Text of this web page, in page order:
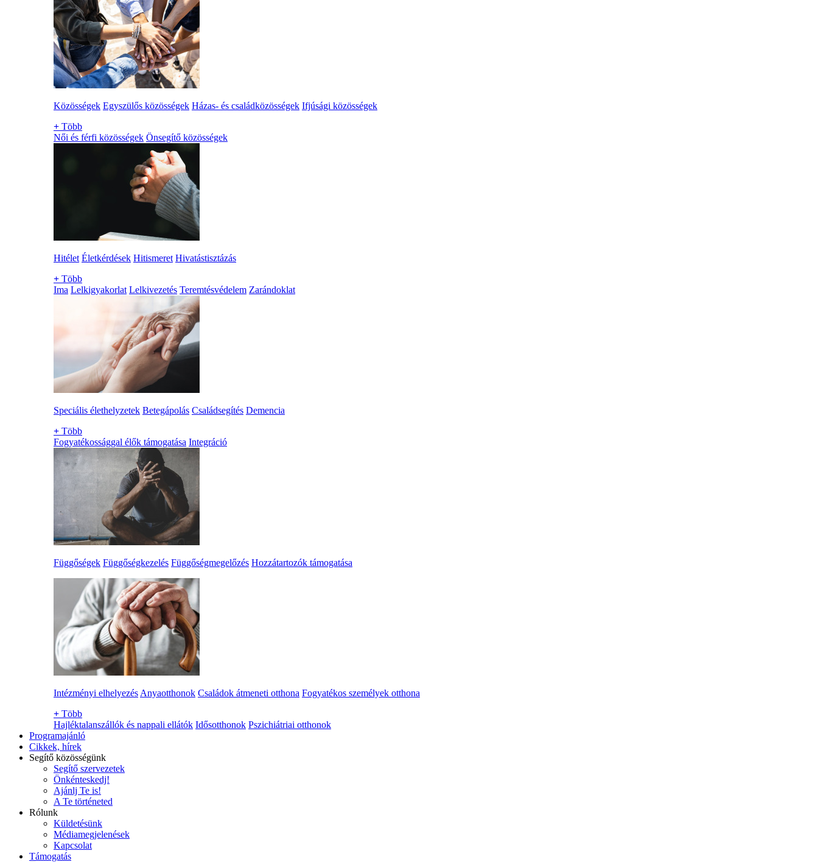
Közösségek Egyszülős közösségek Házas- és családközösségek Ifjúsági közösségek
+ Több
Női és férfi közösségek Önsegítő közösségek
Hitélet Életkérdések Hitismeret Hivatástisztázás
+ Több
Ima Lelkigyakorlat Lelkivezetés Teremtésvédelem Zarándoklat
Speciális élethelyzetek Betegápolás Családsegítés Demencia
+ Több
Fogyatékossággal élők támogatása Integráció
Függőségek Függőségkezelés Függőségmegelőzés Hozzátartozók támogatása
Intézményi elhelyezés Anyaotthonok Családok átmeneti otthona Fogyatékos személyek otthona
+ Több
Hajléktalanszállók és nappali ellátók Idősotthonok Pszichiátriai otthonok
Programajánló
Cikkek, hírek
Segítő közösségünk
Segítő szervezetek
Önkénteskedj!
Ajánlj Te is!
A Te történeted
Rólunk
Küldetésünk
Médiamegjelenések
Kapcsolat
Támogatás